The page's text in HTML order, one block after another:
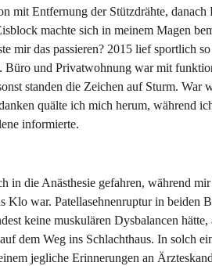
mit Entfernung der Stützdrähte, danach
machte sich in meinem Magen
mir das passieren? 2015 lief sportlich
und Privatwohnung war mit
standen die Zeichen auf Sturm. War
quälte ich mich herum, während
informierte.
in die Anästhesie gefahren, während
Klo war. Patellasehnenruptur in beiden
keine muskulären Dysbalancen
dem Weg ins Schlachthaus. In solch
jegliche Erinnerungen an